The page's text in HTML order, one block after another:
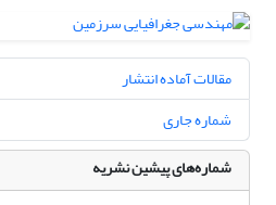
مقالات آماده انتشار
شماره جاری
شماره‌های پیشین نشریه